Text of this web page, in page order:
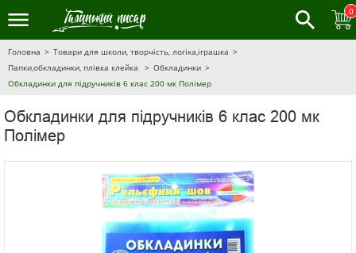
0
Головна
Товари для школи, творчість, логіка,іграшка
Папки,обкладинки, плівка клейка
Обкладинки
Обкладинки для підручників 6 клас 200 мк Полімер
Обкладинки для підручників 6 клас 200 мк
Полімер